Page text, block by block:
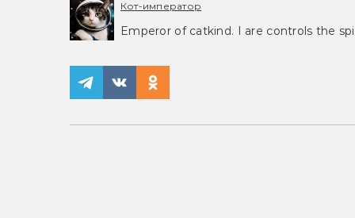
Кот-император
Emperor of catkind. I are controls the